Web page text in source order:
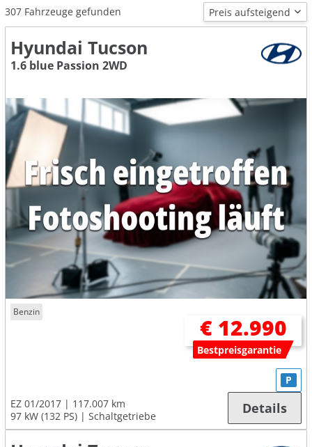
307 Fahrzeuge gefunden
Hyundai Tucson
1.6 blue Passion 2WD
Benzin
€ 12.990
Bestpreisgarantie
EZ 01/2017
117.007 km
97 kW (132 PS)
Schaltgetriebe
P
Details